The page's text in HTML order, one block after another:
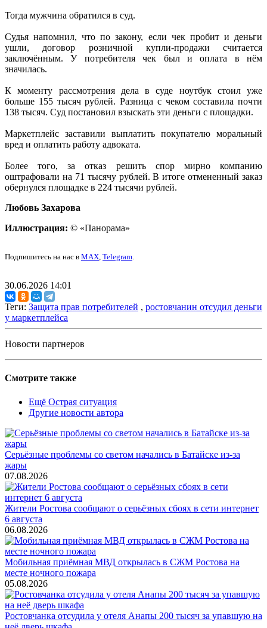
Тогда мужчина обратился в суд.
Судья напомнил, что по закону, если чек пробит и деньги
ушли, договор розничной купли-продажи считается
заключённым. У потребителя чек был и оплата в нём
значилась.
К моменту рассмотрения дела в суде ноутбук стоил уже
больше 155 тысяч рублей. Разница с чеком составила почти
138 тысяч. Суд постановил взыскать эти деньги с площадки.
Маркетплейс заставили выплатить покупателю моральный
вред и оплатить работу адвоката.
Более того, за отказ решить спор мирно компанию
оштрафовали на 71 тысячу рублей. В итоге отмененный заказ
обернулся площадке в 224 тысячи рублей.
Любовь Захарова
Иллюстрация: © «Панорама»
Подпишитесь на нас в MAX, Telegram.
30.06.2026 14:01
Теги: Защита прав потребителей , ростовчанин отсудил деньги
у маркетплейса
Новости партнеров
Смотрите также
Ещё Острая ситуация
Другие новости автора
Серьёзные проблемы со светом начались в Батайске из-за
жары
07.08.2026
Жители Ростова сообщают о серьёзных сбоях в сети интернет
6 августа
06.08.2026
Мобильная приёмная МВД открылась в СЖМ Ростова на
месте ночного пожара
05.08.2026
Ростовчанка отсудила у отеля Анапы 200 тысяч за упавшую на